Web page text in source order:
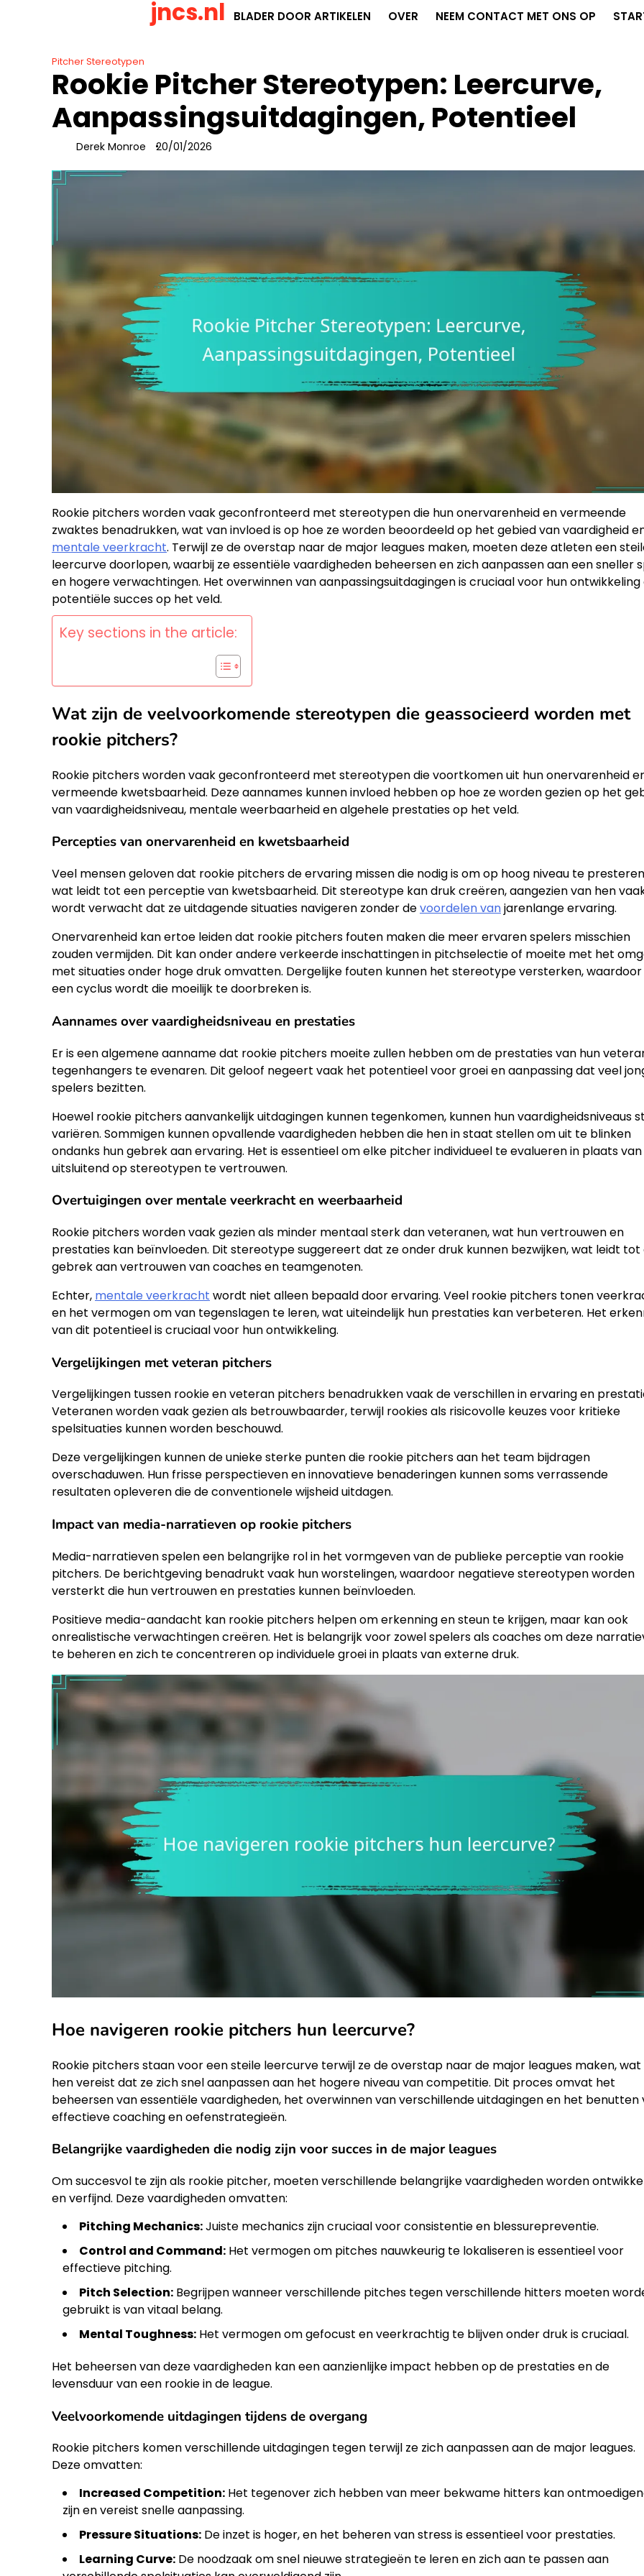
jncs.nl BLADER DOOR ARTIKELEN OVER NEEM CONTACT MET ONS OP
Pitcher Stereotypen
Rookie Pitcher Stereotypen: Leercurve,
Aanpassingsuitdagingen, Potentieel
Derek Monroe 20/01/2026
Rookie pitchers worden vaak geconfronteerd met stereotypen die hun onervarenheid en vermeende
zwaktes benadrukken, wat van invloed is op hoe ze worden beoordeeld op het gebied van vaardigheid
mentale veerkracht. Terwijl ze de overstap naar de major leagues maken, moeten deze atleten een
leercurve doorlopen, waarbij ze essentiële vaardigheden beheersen en zich aanpassen aan een sneller
en hogere verwachtingen. Het overwinnen van aanpassingsuitdagingen is cruciaal voor hun ontwikkeling
potentiële succes op het veld.
Key sections in the article:
Wat zijn de veelvoorkomende stereotypen die geassocieerd worden met
rookie pitchers?
Rookie pitchers worden vaak geconfronteerd met stereotypen die voortkomen uit hun onervarenheid
vermeende kwetsbaarheid. Deze aannames kunnen invloed hebben op hoe ze worden gezien op het
van vaardigheidsniveau, mentale weerbaarheid en algehele prestaties op het veld.
Percepties van onervarenheid en kwetsbaarheid
Veel mensen geloven dat rookie pitchers de ervaring missen die nodig is om op hoog niveau te
wat leidt tot een perceptie van kwetsbaarheid. Dit stereotype kan druk creëren, aangezien van hen
wordt verwacht dat ze uitdagende situaties navigeren zonder devoordelen vanjarenlange ervaring.
Onervarenheid kan ertoe leiden dat rookie pitchers fouten maken die meer ervaren spelers misschien
zouden vermijden. Dit kan onder andere verkeerde inschattingen in pitchselectie of moeite met het
met situaties onder hoge druk omvatten. Dergelijke fouten kunnen het stereotype versterken,
een cyclus wordt die moeilijk te doorbreken is.
Aannames over vaardigheidsniveau en prestaties
Er is een algemene aanname dat rookie pitchers moeite zullen hebben om de prestaties van hun
tegenhangers te evenaren. Dit geloof negeert vaak het potentieel voor groei en aanpassing dat veel
spelers bezitten.
Hoewel rookie pitchers aanvankelijk uitdagingen kunnen tegenkomen, kunnen hun vaardigheidsniveaus
variëren. Sommigen kunnen opvallende vaardigheden hebben die hen in staat stellen om uit te blinken
ondanks hun gebrek aan ervaring. Het is essentieel om elke pitcher individueel te evalueren in plaats van
uitsluitend op stereotypen te vertrouwen.
Overtuigingen over mentale veerkracht en weerbaarheid
Rookie pitchers worden vaak gezien als minder mentaal sterk dan veteranen, wat hun vertrouwen en
prestaties kan beïnvloeden. Dit stereotype suggereert dat ze onder druk kunnen bezwijken, wat leidt tot
gebrek aan vertrouwen van coaches en teamgenoten.
Echter, mentale veerkracht wordt niet alleen bepaald door ervaring. Veel rookie pitchers tonen
en het vermogen om van tegenslagen te leren, wat uiteindelijk hun prestaties kan verbeteren. Het
van dit potentieel is cruciaal voor hun ontwikkeling.
Vergelijkingen met veteran pitchers
Vergelijkingen tussen rookie en veteran pitchers benadrukken vaak de verschillen in ervaring en
Veteranen worden vaak gezien als betrouwbaarder, terwijl rookies als risicovolle keuzes voor kritieke
spelsituaties kunnen worden beschouwd.
Deze vergelijkingen kunnen de unieke sterke punten die rookie pitchers aan het team bijdragen
overschaduwen. Hun frisse perspectieven en innovatieve benaderingen kunnen soms verrassende
resultaten opleveren die de conventionele wijsheid uitdagen.
Impact van media-narratieven op rookie pitchers
Media-narratieven spelen een belangrijke rol in het vormgeven van de publieke perceptie van rookie
pitchers. De berichtgeving benadrukt vaak hun worstelingen, waardoor negatieve stereotypen worden
versterkt die hun vertrouwen en prestaties kunnen beïnvloeden.
Positieve media-aandacht kan rookie pitchers helpen om erkenning en steun te krijgen, maar kan ook
onrealistische verwachtingen creëren. Het is belangrijk voor zowel spelers als coaches om deze
te beheren en zich te concentreren op individuele groei in plaats van externe druk.
Hoe navigeren rookie pitchers hun leercurve?
Rookie pitchers staan voor een steile leercurve terwijl ze de overstap naar de major leagues maken, wat
hen vereist dat ze zich snel aanpassen aan het hogere niveau van competitie. Dit proces omvat het
beheersen van essentiële vaardigheden, het overwinnen van verschillende uitdagingen en het benutten
effectieve coaching en oefenstrategieën.
Belangrijke vaardigheden die nodig zijn voor succes in de major leagues
Om succesvol te zijn als rookie pitcher, moeten verschillende belangrijke vaardigheden worden
en verfijnd. Deze vaardigheden omvatten:
Pitching Mechanics:Juiste mechanics zijn cruciaal voor consistentie en blessurepreventie.
Control and Command: Het vermogen om pitches nauwkeurig te lokaliseren is essentieel voor
effectieve pitching.
Pitch Selection: Begrijpen wanneer verschillende pitches tegen verschillende hitters moeten
gebruikt is van vitaal belang.
Mental Toughness: Het vermogen om gefocust en veerkrachtig te blijven onder druk is cruciaal.
Het beheersen van deze vaardigheden kan een aanzienlijke impact hebben op de prestaties en de
levensduur van een rookie in de league.
Veelvoorkomende uitdagingen tijdens de overgang
Rookie pitchers komen verschillende uitdagingen tegen terwijl ze zich aanpassen aan de major leagues.
Deze omvatten:
Increased Competition: Het tegenover zich hebben van meer bekwame hitters kan
zijn en vereist snelle aanpassing.
Pressure Situations: De inzet is hoger, en het beheren van stress is essentieel voor prestaties.
Learning Curve: De noodzaak om snel nieuwe strategieën te leren en zich aan te passen aan